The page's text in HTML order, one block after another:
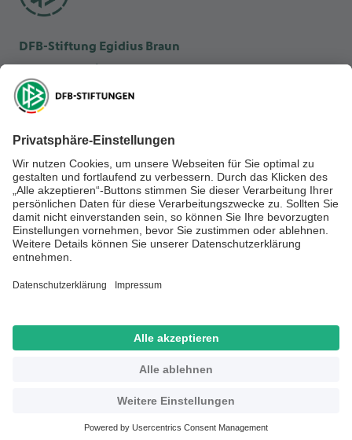
DFB-Stiftung Egidius Braun
DFB-Stiftung Sepp Herberger
NEWSLETTER ABONNIEREN
Anmelden
Datenschutz